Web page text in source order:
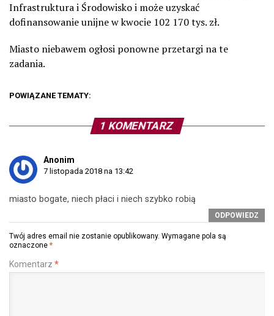
Infrastruktura i Środowisko i może uzyskać
dofinansowanie unijne w kwocie 102 170 tys. zł.
Miasto niebawem ogłosi ponowne przetargi na te
zadania.
POWIĄZANE TEMATY:
1 KOMENTARZ
Anonim
7 listopada 2018 na 13:42
miasto bogate, niech płaci i niech szybko robią
ODPOWIEDZ
Twój adres email nie zostanie opublikowany. Wymagane pola są
oznaczone *
Komentarz *